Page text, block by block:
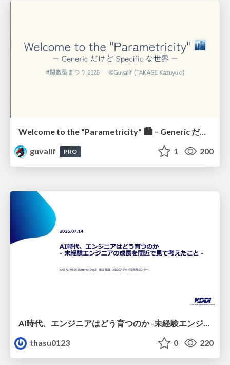
Welcome to the "Parametricity" 🏙️ − Generic だけど Specific な世界 −
guvalif
PRO 1 200
thasu0123
0 220